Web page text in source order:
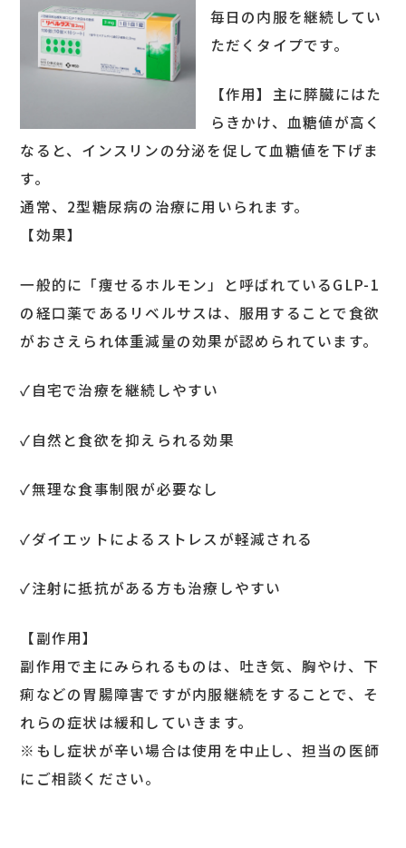
毎日の内服を継続してい
ただくタイプです。
【作用】 主に膵臓にはた
らきかけ、血糖値が高く
なると、インスリンの分泌を促して血糖値を下げま
す。
通常、2型糖尿病の治療に用いられます。
【効果】
一般的に「痩せるホルモン」と呼ばれているGLP-1
の経口薬であるリベルサスは、服用することで食欲
がおさえられ体重減量の効果が認められています。
✓自宅で治療を継続しやすい
✓自然と食欲を抑えられる効果
✓無理な食事制限が必要なし
✓ダイエットによるストレスが軽減される
✓注射に抵抗がある方も治療しやすい
【副作用】
副作用で主にみられるものは、吐き気、胸やけ、下
痢などの胃腸障害ですが内服継続をすることで、そ
れらの症状は緩和していきます。
※もし症状が辛い場合は使用を中止し、担当の医師
にご相談ください。